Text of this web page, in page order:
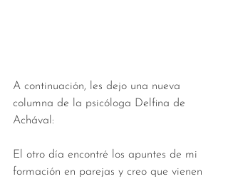
A continuación, les dejo una nueva
columna de la psicóloga Delfina de
Achával:
El otro día encontré los apuntes de mi
formación en parejas y creo que vienen